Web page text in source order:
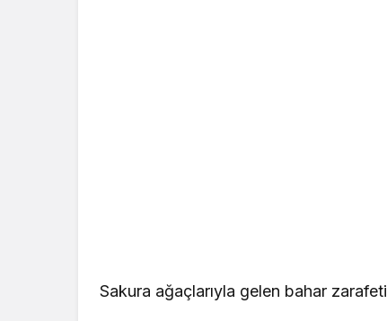
Sakura ağaçlarıyla gelen bahar zarafeti